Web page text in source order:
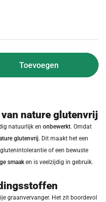
Toevoegen
nature glutenvrij
natuurlijk en onbewerkt. Omdat
glutenvrij. Dit maakt het een
of een bewuste
smaak en is veelzijdig in gebruik.
graanvervanger. Het zit boordevol